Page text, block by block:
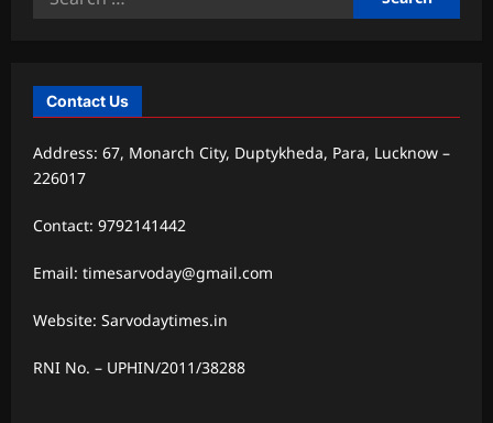
Contact Us
Address: 67, Monarch City, Duptykheda, Para, Lucknow –
226017
Contact: 9792141442
Email: timesarvoday@gmail.com
Website: Sarvodaytimes.in
RNI No. – UPHIN/2011/38288